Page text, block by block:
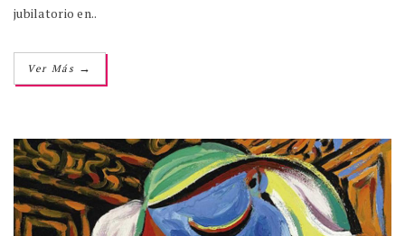
jubilatorio en..
Ver Más →